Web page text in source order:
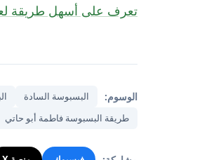
تعرف على أسهل طريقة
الوسوم: البسبوسة السادة
طريقة البسبوسة فاطمة أبو حاتي